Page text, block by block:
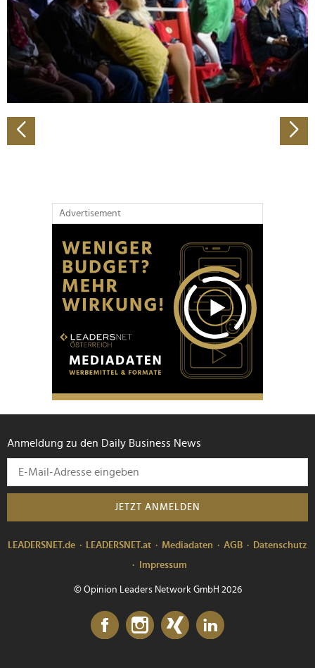
Wir verwenden Cookies, um Inhalte und Anzeigen zu
personalisieren, Funktionen für soziale Medien anbieten
zu können und die Zugriffe auf unsere Website zu
analysieren. Außerdem geben wir Informationen zu Ihrer
Verwendung unserer Website an unsere Partner für
Partner führen diese Informationen möglicherweise mit
weiteren Daten zusammen, die Sie ihnen bereitgestellt
Advertisement
Anmeldung zu den Daily Business News
JETZT ANMELDEN
LEADERSNET.de LEADERSNET.at Mediadaten AGB
Datenschutz
Impressum
© Opinion Leaders Network GmbH 2026